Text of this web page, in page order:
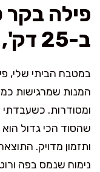
פילה
ב-25 דק', בלי מרינדה מראש
במטבח הביתי שלי,
המנות שמרגישות
ומסודרות. כשעבדתי
שהסוד הכי גדול
ותזמון מדויק.
נימוח שנמס בפה